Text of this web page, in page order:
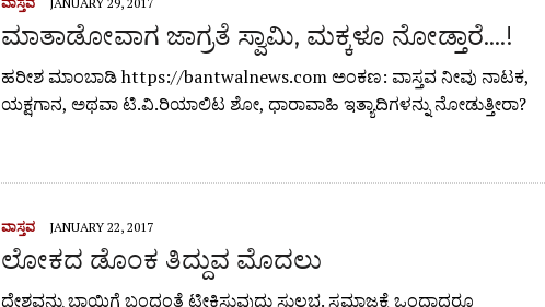
ಮಾತಾಡೋವಾಗ ಜಾಗ್ರತೆ ಸ್ವಾಮಿ, ಮಕ್ಕಳೂ ನೋಡ್ತಾರೆ….!
ಹರೀಶ ಮಾಂಬಾಡಿ https://bantwalnews.com ಅಂಕಣ: ವಾಸ್ತವ ನೀವು ನಾಟಕ,
ಯಕ್ಷಗಾನ, ಅಥವಾ ಟಿ.ವಿ.ರಿಯಾಲಿಟ ಶೋ, ಧಾರಾವಾಹಿ ಇತ್ಯಾದಿಗಳನ್ನು ನೋಡುತ್ತೀರಾ?
ವಾಸ್ತವ JANUARY 22, 2017
ಲೋಕದ ಡೊಂಕ ತಿದ್ದುವ ಮೊದಲು
ದೇಶವನ್ನು ಬಾಯಿಗೆ ಬಂದಂತೆ ಟೀಕಿಸುವುದು ಸುಲಭ. ಸಮಾಜಕ್ಕೆ ಒಂದಾದರೂ